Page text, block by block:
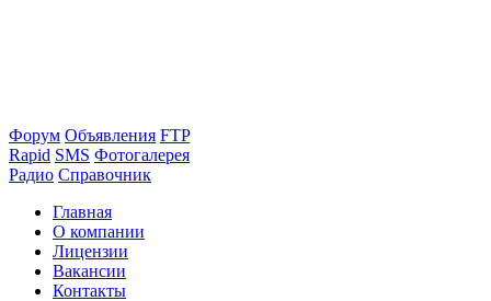
Форум Объявления FTP
Rapid SMS Фотогалерея
Радио Справочник
Главная
О компании
Лицензии
Вакансии
Контакты